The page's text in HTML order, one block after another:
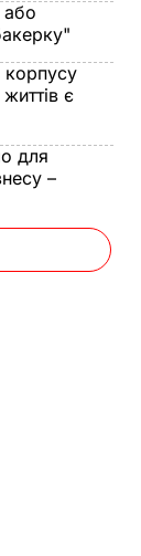
або
корпусу
є
для
–